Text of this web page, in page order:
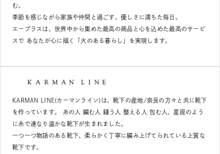
む。
季節を感じながら家族や仲間と過ごす、優しさに満ちた毎日。
エープラスは、世界中から集めた最高の商品と心を込めた最高のサービ
スで あなたが心に描く「火のある暮らし」を実現します。
KARMAN LINE(カーマンライン)は、靴下の産地/奈良の方々と共に靴下
を作っています。 糸の人 編む人 縫う人 整える人 包む人、星座のよう
に糸で連なり温かな靴下が生まれました。
一つ一つ物語のある靴下、柔らかく丁寧に編み上げてられている上質な
靴下です。